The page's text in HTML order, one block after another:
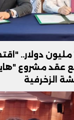
باستثمارات 17 مليون
عقد مشروع
الزخرفية